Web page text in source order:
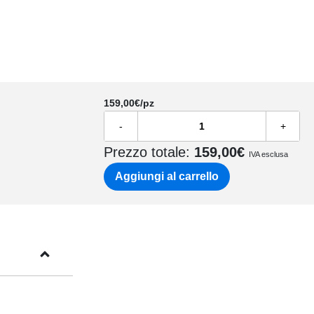
159,00€/pz
- +
Prezzo totale: 159,00€ IVA esclusa
Aggiungi al carrello